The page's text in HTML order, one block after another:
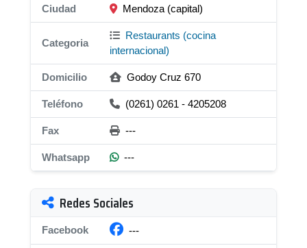
Ciudad Mendoza (capital)
Categoria
Restaurants (cocina
internacional)
Domicilio Godoy Cruz 670
Teléfono (0261) 0261 - 4205208
Fax ---
Whatsapp ---
Redes Sociales
Facebook ---